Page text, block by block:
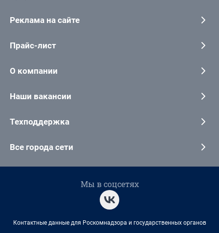
Реклама на сайте
Прайс-лист
О компании
Наши вакансии
Техподдержка
Все города сети
Мы в соцсетях
Контактные данные для Роскомнадзора и государственных органов